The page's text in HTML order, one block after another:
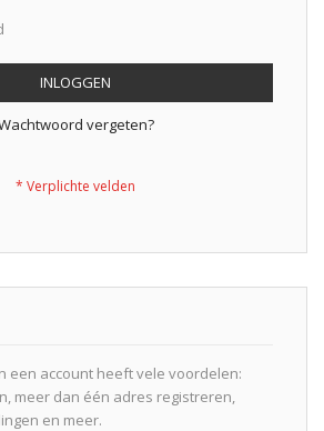
INLOGGEN
vergeten?
een account heeft vele voordelen:
meer dan één adres registreren,
en meer.